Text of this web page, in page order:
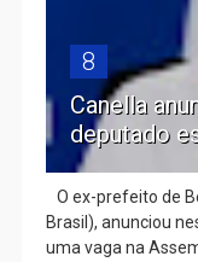
8
Canella
deputado
O ex-prefeito de
Brasil), anunciou
uma vaga na